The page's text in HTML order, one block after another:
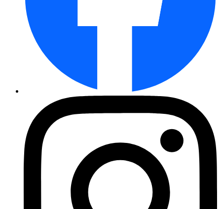
Weißkohl Brunswijker
Einlege- und Salatgurke Delika ...